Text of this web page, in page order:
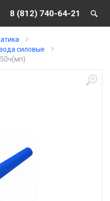
8 (812) 740-64-21
силовые